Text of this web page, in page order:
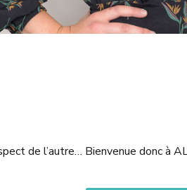
de l’autre… Bienvenue donc à